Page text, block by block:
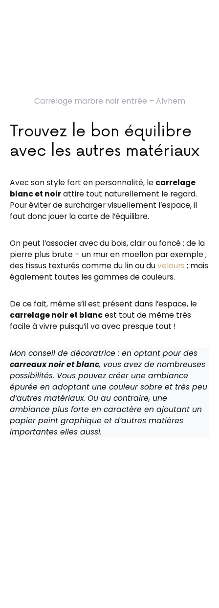
Carrelage marbre noir entrée – Alvhem
Trouvez le bon équilibre
avec les autres matériaux
Avec son style fort en personnalité, le carrelage
blanc et noirattire tout naturellement le regard.
Pour éviter de surcharger visuellement l’espace, il
faut donc jouer la carte de l’équilibre.
On peut l’associer avec du bois, clair ou foncé ; de la
pierre plus brute – un mur en moellon par exemple ;
des tissus texturés comme du lin ou duvelours ; mais
également toutes les gammes de couleurs.
De ce fait, même s’il est présent dans l’espace, le
carrelage noir et blancest tout de même très
facile à vivre puisqu’il va avec presque tout !
Mon conseil de décoratrice : en optant pour des
carreaux noir et blanc, vous avez de nombreuses
possibilités. Vous pouvez créer une ambiance
épurée en adoptant une couleur sobre et très peu
d’autres matériaux. Ou au contraire, une
ambiance plus forte en caractère en ajoutant un
papier peint graphique et d’autres matières
importantes elles aussi.